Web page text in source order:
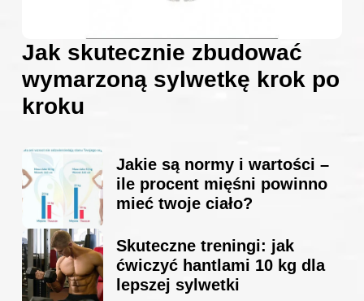
Jak skutecznie zbudować
wymarzoną sylwetkę krok po
kroku
Jakie są normy i wartości –
ile procent mięśni powinno
mieć twoje ciało?
Skuteczne treningi: jak
ćwiczyć hantlami 10 kg dla
lepszej sylwetki